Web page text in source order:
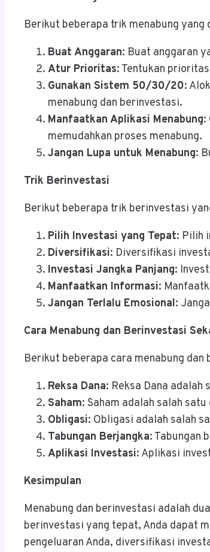
Berikut beberapa trik menabung yang
Buat Anggaran: Buat anggaran
Atur Prioritas: Tentukan
Gunakan Sistem 50/30/20:
menabung dan berinvestasi.
Manfaatkan Aplikasi Menabung:
memudahkan proses menabung.
Jangan Lupa untuk Menabung:
Trik Berinvestasi
Berikut beberapa trik berinvestasi
Pilih Investasi yang Tepat: Pilih
Diversifikasi: Diversifikasi
Investasi Jangka Panjang:
Manfaatkan Informasi:
Jangan Terlalu Emosional:
Cara Menabung dan Berinvestasi
Berikut beberapa cara menabung
Reksa Dana: Reksa Dana
Saham: Saham adalah salah
Obligasi: Obligasi adalah salah
Tabungan Berjangka: Tabungan
Aplikasi Investasi: Aplikasi
Kesimpulan
Menabung dan berinvestasi adalah
berinvestasi yang tepat, Anda dapat
pengeluaran Anda, diversifikasi